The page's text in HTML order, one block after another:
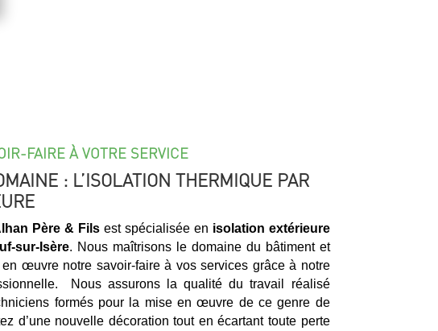
FAIRE À VOTRE SERVICE
: L’ISOLATION THERMIQUE PAR
Père & Filsest spécialisée en isolation extérieure
sur-Isère. Nous maîtrisons le domaine du bâtiment et
en œuvre notre savoir-faire à vos services grâce à notre
Nous assurons la qualité du travail réalisé
formés pour la mise en œuvre de ce genre de
d’une nouvelle décoration tout en écartant toute perte